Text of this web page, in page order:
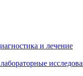
и лечение